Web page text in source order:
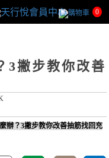
0
3撇步教你改善
辦？3撇步教你改善抽筋找回充